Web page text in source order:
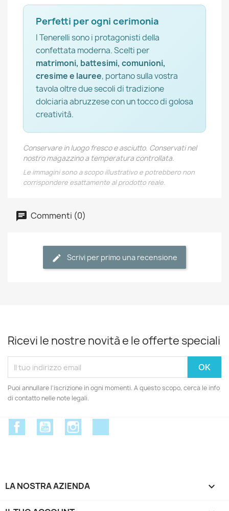
Perfetti per ogni cerimonia
I Tenerelli sono i protagonisti della
confettata moderna. Scelti per
matrimoni, battesimi, comunioni,
cresime e lauree, portano sulla vostra
tavola oltre due secoli di tradizione
dolciaria abruzzese con un tocco di golosa
creatività.
Conservare in luogo fresco e asciutto. Conservati nel
nostro magazzino a temperatura controllata.
Le immagini sono a scopo illustrativo e potrebbero non
corrispondere esattamente al prodotto reale.
Commenti (0)
Scrivi per primo una recensione
Ricevi le nostre novità e le offerte speciali
Puoi annullare l'iscrizione in ogni momenti. A questo scopo, cerca le info
di contatto nelle note legali.
FacebookYouTube
LA NOSTRA AZIENDA 